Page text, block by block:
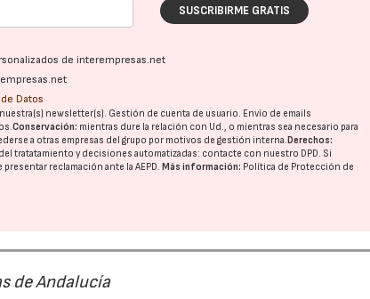
SUSCRIBIRME GRATIS
de interempresas.net
Datos
newsletter(s). Gestión de cuenta de usuario. Envío de emails
Conservación: mientras dure la relación con Ud., o mientras sea necesario para
a otras empresas del grupo por motivos de gestión interna. Derechos:
tratatamiento y decisiones automatizadas: contacte con nuestro DPD. Si
presentar reclamación ante laAEPD. Más información: Política de Protección de
de Andalucía